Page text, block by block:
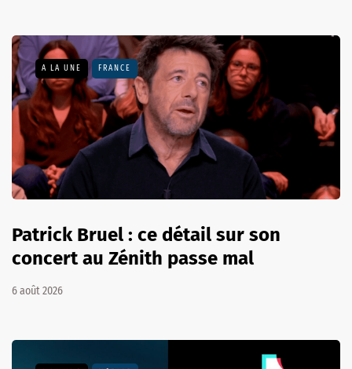
A LA UNE FRANCE
Patrick Bruel : ce détail sur son
concert au Zénith passe mal
6 août 2026